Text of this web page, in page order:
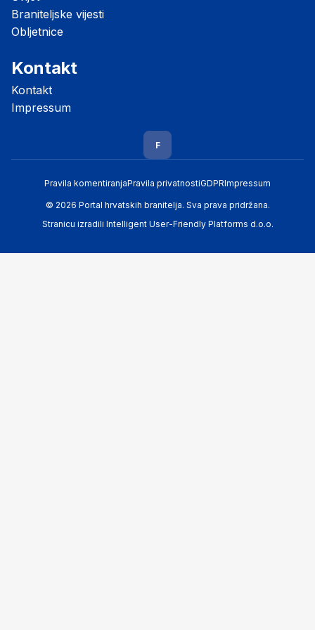
Braniteljske vijesti
Obljetnice
Kontakt
Kontakt
Impressum
F
Pravila komentiranjaPravila privatnostiGDPRImpressum
© 2026 Portal hrvatskih branitelja. Sva prava pridržana.
Stranicu izradili Intelligent User-Friendly Platforms d.o.o.